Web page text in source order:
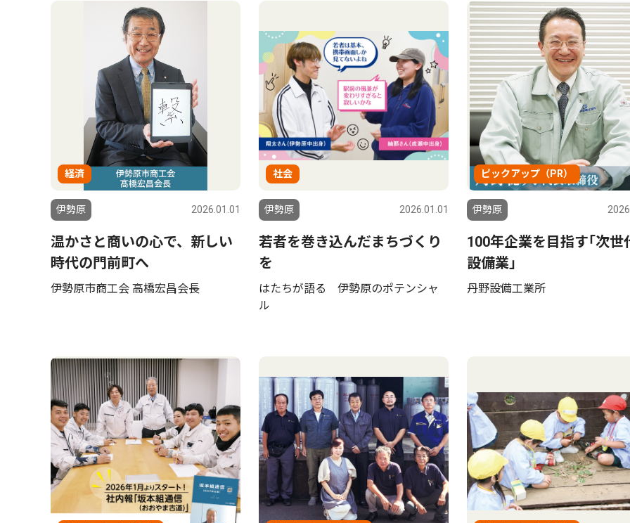
経済
伊勢原 2026.01.01
温かさと商いの心で、新しい
時代の門前町へ
伊勢原市商工会 高橋宏昌会長
社会
伊勢原 2026.01.01
若者を巻き込んだまちづくり
を
はたちが語る 伊勢原のポテンシャ
ル
ピックアップ（PR）
伊勢原
100年企業を目指す｢次世
設備業｣
丹野設備工業所